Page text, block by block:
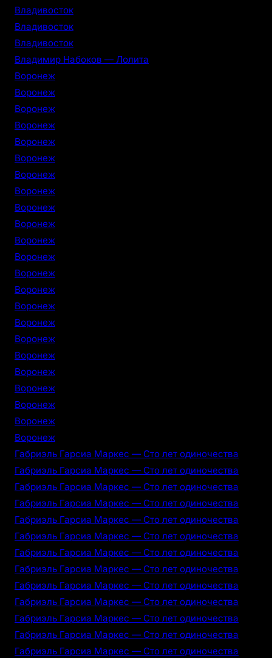
Владивосток
Владивосток
Владивосток
Владимир Набоков — Лолита
Воронеж
Воронеж
Воронеж
Воронеж
Воронеж
Воронеж
Воронеж
Воронеж
Воронеж
Воронеж
Воронеж
Воронеж
Воронеж
Воронеж
Воронеж
Воронеж
Воронеж
Воронеж
Воронеж
Воронеж
Воронеж
Воронеж
Воронеж
Габриэль Гарсиа Маркес — Сто лет одиночества
Габриэль Гарсиа Маркес — Сто лет одиночества
Габриэль Гарсиа Маркес — Сто лет одиночества
Габриэль Гарсиа Маркес — Сто лет одиночества
Габриэль Гарсиа Маркес — Сто лет одиночества
Габриэль Гарсиа Маркес — Сто лет одиночества
Габриэль Гарсиа Маркес — Сто лет одиночества
Габриэль Гарсиа Маркес — Сто лет одиночества
Габриэль Гарсиа Маркес — Сто лет одиночества
Габриэль Гарсиа Маркес — Сто лет одиночества
Габриэль Гарсиа Маркес — Сто лет одиночества
Габриэль Гарсиа Маркес — Сто лет одиночества
Габриэль Гарсиа Маркес — Сто лет одиночества